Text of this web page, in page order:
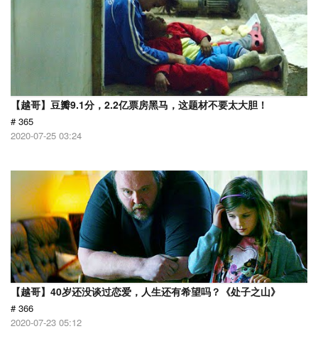
【越哥】豆瓣9.1分，2.2亿票房黑马，这题材不要太大胆！
# 365
2020-07-25 03:24
【越哥】40岁还没谈过恋爱，人生还有希望吗？《处子之山》
# 366
2020-07-23 05:12